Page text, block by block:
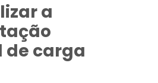
a
de carga